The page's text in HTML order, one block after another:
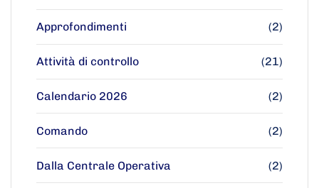
Approfondimenti (2)
Attività di controllo (21)
Calendario 2026 (2)
Comando (2)
Dalla Centrale Operativa (2)